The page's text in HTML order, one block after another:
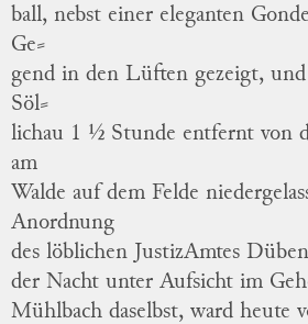
ball, nebst einer eleganten
Ge⸗
gend in den Lüften gezeigt,
Söl⸗
lichau 1 ½ Stunde entfernt von
am
Walde auf dem Felde
Anordnung
des löblichen JustizAmtes
der Nacht unter Aufsicht im
Mühlbach daselbst, ward heute